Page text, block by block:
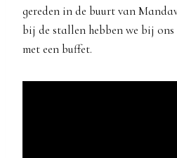
gereden in de buurt van
bij de stallen hebben we bij
met een buffet.